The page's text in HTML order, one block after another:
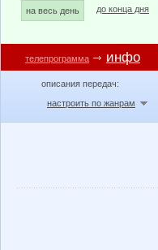
на весь день до конца дня
телепрограмма инфо
описания передач:
настроить по жанрам